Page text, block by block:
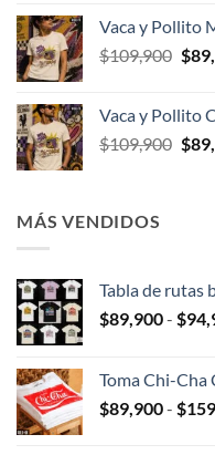
era:
Vaca y Pollito
$109,900 El
era:
$
Vaca y Pollito
$109,900 El
$
MÁS VENDIDOS
Tabla de rutas
$89,900- $
Toma Chi-Cha
$89,900- $